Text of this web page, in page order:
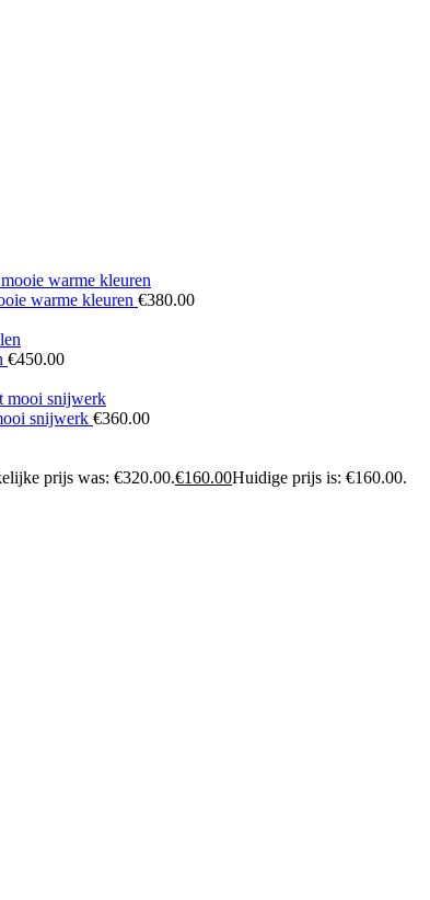
warme kleuren €380.00
€450.00
snijwerk €360.00
prijs was: €320.00.€160.00Huidige prijs is: €160.00.